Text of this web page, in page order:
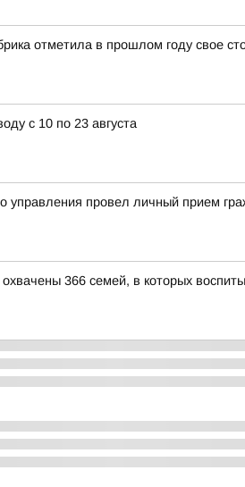
отметила в прошлом году свое
с 10 по 23 августа
управления провел личный прием
366 семей, в которых